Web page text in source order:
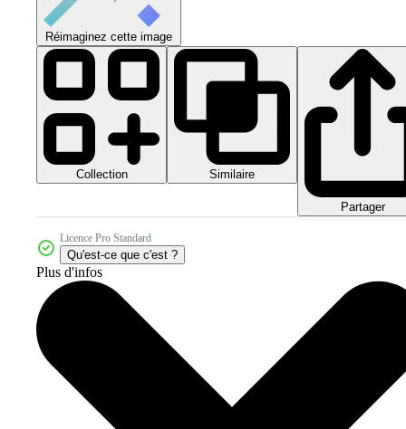
Réimaginez cette image
Collection Similaire
Partager
Licence Pro Standard
Qu'est-ce que c'est ?
Plus d'infos